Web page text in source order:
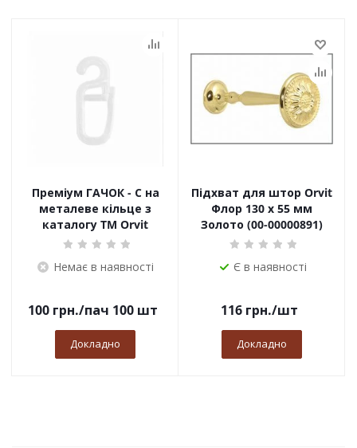
Преміум ГАЧОК - С на
металеве кільце з
каталогу TM Orvit
Немає в наявності
100грн./пач 100 шт
Докладно
Підхват для штор Orvit
Флор 130 х 55 мм
Золото (00-00000891)
Є в наявності
116грн./шт
Докладно